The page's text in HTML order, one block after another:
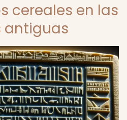
cereales en las
antiguas